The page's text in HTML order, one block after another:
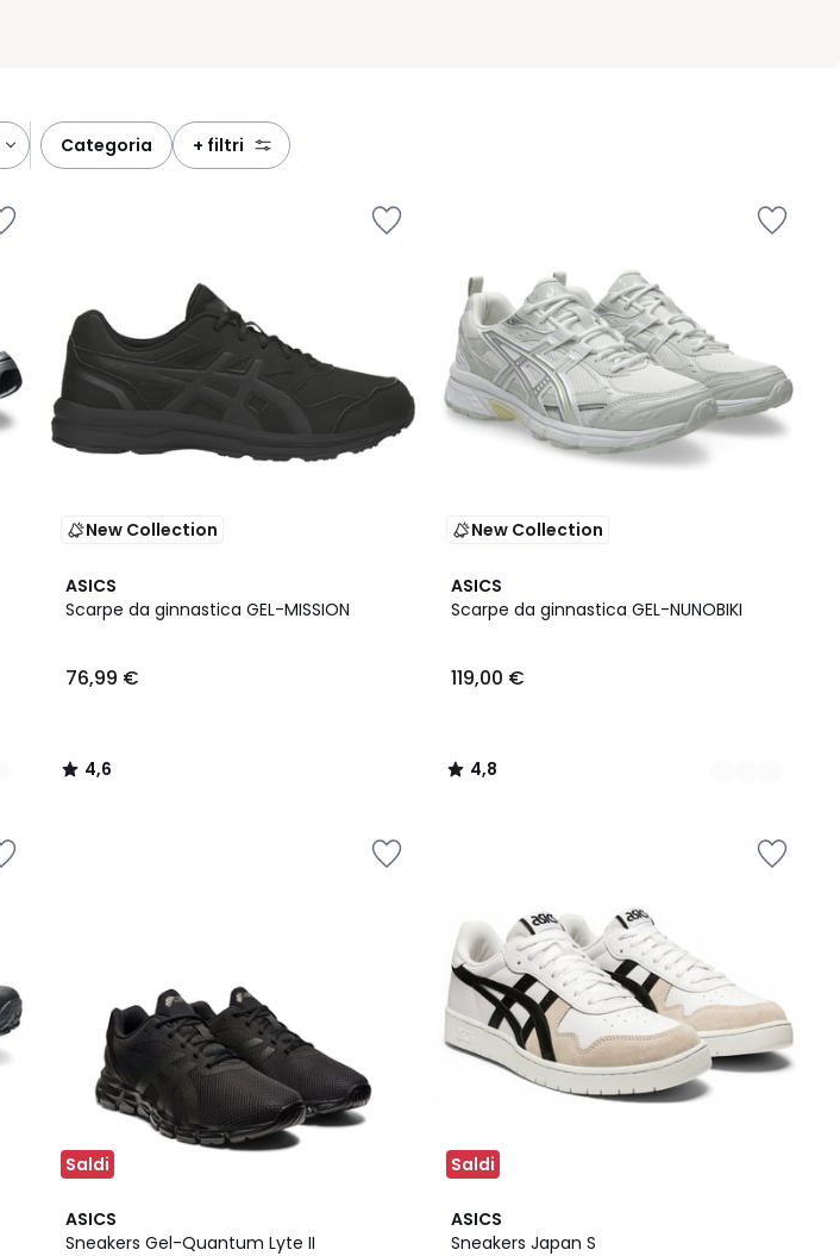
categoria + filtri
New Collection
ASICS
Scarpe da ginnastica GEL-MISSION
76,99 €
4,6
/ 5
4,6
/
New Collection
ASICS
Scarpe da ginnastica GEL-NUNOBIKI
119,00 €
4,8
/ 5
3
Colori
4,8
/
Saldi
ASICS
Sneakers Gel-Quantum Lyte II
4,5
/ 5
Saldi
ASICS
Sneakers Japan S
4,8
/ 5